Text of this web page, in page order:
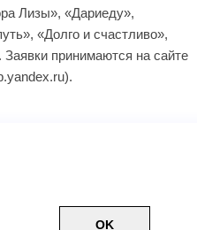
Лизы», «Дариеду»,
«Долго и счастливо»,
Заявки принимаются на сайте
OK